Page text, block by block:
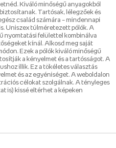
Kiváló minőségű anyagokból
Tartósak, lélegzőek és
család számára – mindennapi
Uniszex túlméretezett pólók. A
nyomtatási felülettel kombinálva
kínál. Alkosd meg saját
Ezek a pólók kiváló minőségű
a kényelmet és a tartósságot. A
illik. Ez a tökéletes választás
és az egyéniséget. A weboldalon
célokat szolgálnak. A tényleges
is) kissé eltérhet a képeken